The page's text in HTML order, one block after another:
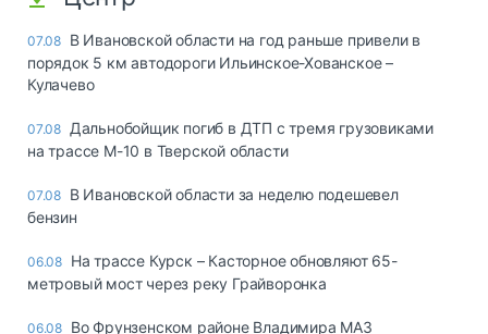
07.08 В Ивановской области на год раньше привели в
порядок 5 км автодороги Ильинское-Хованское –
Кулачево
07.08 Дальнобойщик погиб в ДТП с тремя грузовиками
на трассе М-10 в Тверской области
07.08 В Ивановской области за неделю подешевел
бензин
06.08 На трассе Курск – Касторное обновляют 65-
метровый мост через реку Грайворонка
06.08 Во Фрунзенском районе Владимира МАЗ